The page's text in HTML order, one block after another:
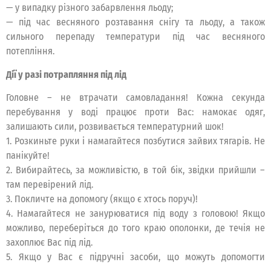
— у випадку різного забарвлення льоду;
— під час весняного розтавання снігу та льоду, а також
сильного перепаду температури під час весняного
потепління.
Дії у разі потрапляння під лід
Головне – не втрачати самовладання! Кожна секунда
перебування у воді працює проти Вас: намокає одяг,
залишають сили, розвивається температурний шок!
1. Розкиньте руки і намагайтеся позбутися зайвих тягарів. Не
панікуйте!
2. Вибирайтесь, за можливістю, в той бік, звідки прийшли –
там перевірений лід.
3. Покличте на допомогу (якщо є хтось поруч)!
4. Намагайтеся не занурюватися під воду з головою! Якщо
можливо, переберіться до того краю ополонки, де течія не
захоплює Вас під лід.
5. Якщо у Вас є підручні засоби, що можуть допомогти